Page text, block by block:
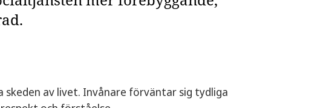
av livet. Invånare förväntar sig tydliga